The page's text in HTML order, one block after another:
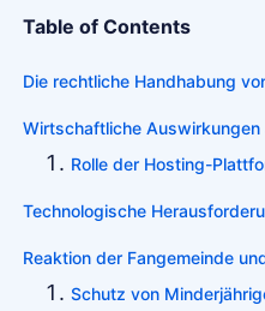
Table of Contents
Die rechtliche Handhabung
Wirtschaftliche
Rolle der Hosting-
Technologische
Reaktion der Fangemeinde
Schutz von